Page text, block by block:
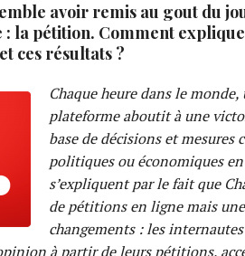
avoir remis au gout du
la pétition. Comment
ces résultats ?
Chaque heure dans le
plateforme aboutit à une
base de décisions et mesures
politiques ou économiques
s’expliquent par le fait que
de pétitions en ligne mais
changements : les
à partir de leurs pétitions,